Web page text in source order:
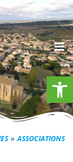
ASSOCIATIONS